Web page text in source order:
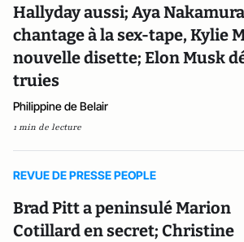
Hallyday aussi; Aya
chantage à la sex-tape, Kylie
nouvelle disette; Elon Musk
truies
Philippine de Belair
1 min de lecture
REVUE DE PRESSE PEOPLE
Brad Pitt a peninsulé Marion
Cotillard en secret; Christine